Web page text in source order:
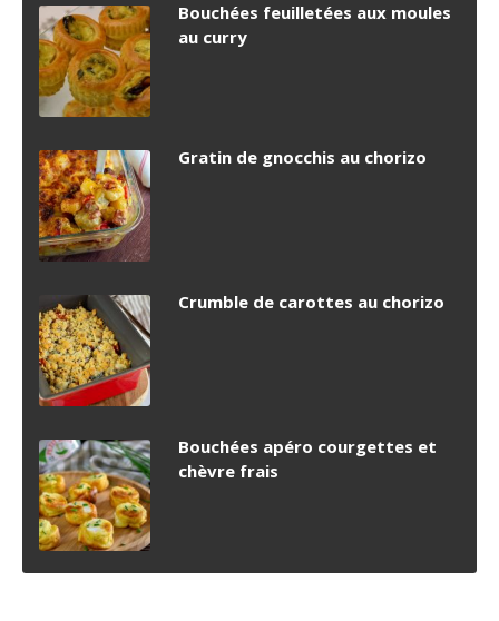
Bouchées feuilletées aux moules
au curry
Gratin de gnocchis au chorizo
Crumble de carottes au chorizo
Bouchées apéro courgettes et
chèvre frais